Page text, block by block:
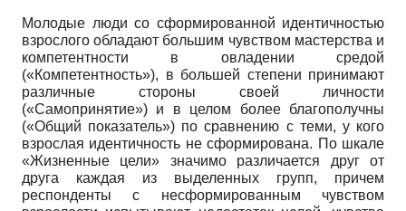
Молодые люди со сформированной идентичностью
взрослого обладают большим чувством мастерства и
компетентности в овладении средой
(«Компетентность»), в большей степени принимают
различные стороны своей личности
(«Самопринятие») и в целом более благополучны
(«Общий показатель») по сравнению с теми, у кого
взрослая идентичность не сформирована. По шкале
«Жизненные цели» значимо различается друг от
друга каждая из выделенных групп, причем
респонденты с несформированным чувством